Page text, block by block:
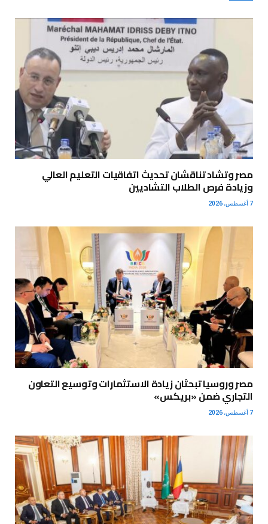
مصر وتشاد تناقشان تحديث اتفاقيات التعليم العالي
وزيادة فرص الطلاب التشاديين
7 أغسطس، 2026
مصر وروسيا تبحثان زيادة الاستثمارات وتوسيع التعاون
التجاري ضمن «بريكس»
7 أغسطس، 2026